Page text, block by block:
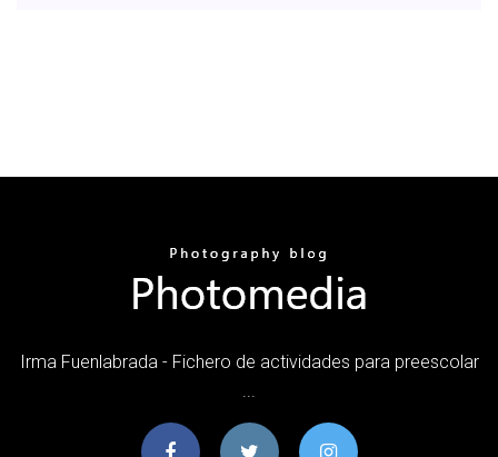
Irma Fuenlabrada - Fichero de actividades para preescolar